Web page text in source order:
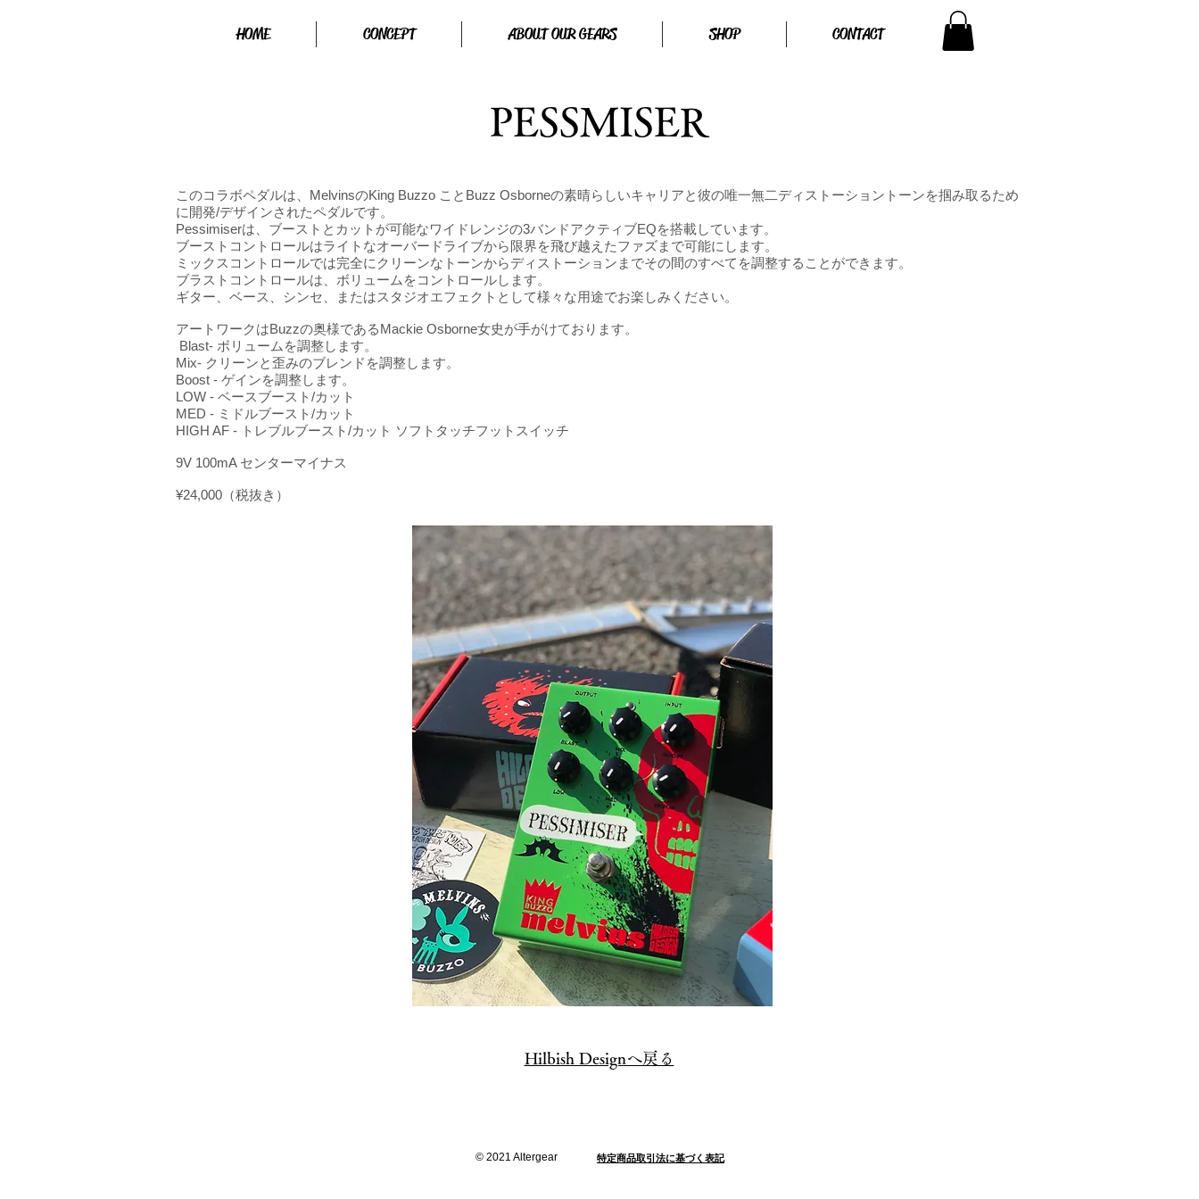
HOME CONCEPT ABOUT OUR GEARS SHOP CONTACT
PESSMISER
このコラボペダルは、MelvinsのKing Buzzo ことBuzz Osborneの素晴らしいキャリアと彼の唯一無二ディストーショントーンを掴み取るため
に開発/デザインされたペダルです。
Pessimiserは、ブーストとカットが可能なワイドレンジの3バンドアクティブEQを搭載しています。
ブーストコントロールはライトなオーバードライブから限界を飛び越えたファズまで可能にします。
ミックスコントロールでは完全にクリーンなトーンからディストーションまでその間のすべてを調整することができます。
ブラストコントロールは、ボリュームをコントロールします。
ギター、ベース、シンセ、またはスタジオエフェクトとして様々な用途でお楽しみください。
アートワークはBuzzの奥様であるMackie Osborne女史が手がけております。
Blast- ボリュームを調整します。
Mix- クリーンと歪みのブレンドを調整します。
Boost - ゲインを調整します。
LOW - ベースブースト/カット
MED - ミドルブースト/カット
HIGH AF - トレブルブースト/カット ソフトタッチフットスイッチ
9V 100mA センターマイナス
¥24,000（税抜き）
PESSIMI
Hilbish Designへ戻る
© 2021 Altergear​ ​特定商品取引法に基づく表記